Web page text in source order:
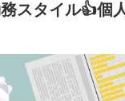
スタイル👍個